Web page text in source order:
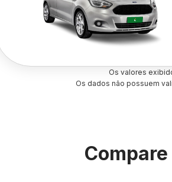
Os valores
Os dados não possuem